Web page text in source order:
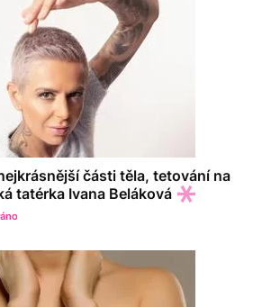
části těla, tetování na
tatérka Ivana Beláková